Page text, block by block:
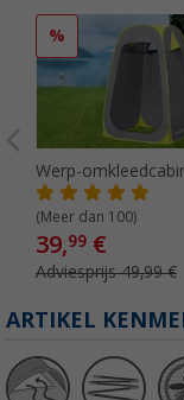
%
Werp-
(Meer dan 100)
39,99 €
Adviesprijs 49,99 €
ARTIKEL